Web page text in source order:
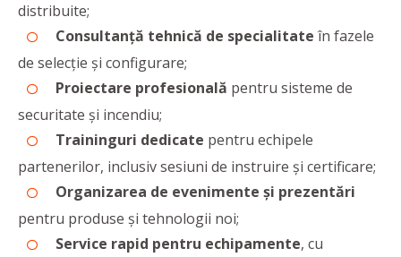
distribuite;
Consultanță tehnică de specialitate în fazele
de selecție și configurare;
Proiectare profesională pentru sisteme de
securitate și incendiu;
Traininguri dedicate pentru echipele
partenerilor, inclusiv sesiuni de instruire şi certificare;
Organizarea de evenimente şi prezentări
pentru produse şi tehnologii noi;
Service rapid pentru echipamente, cu